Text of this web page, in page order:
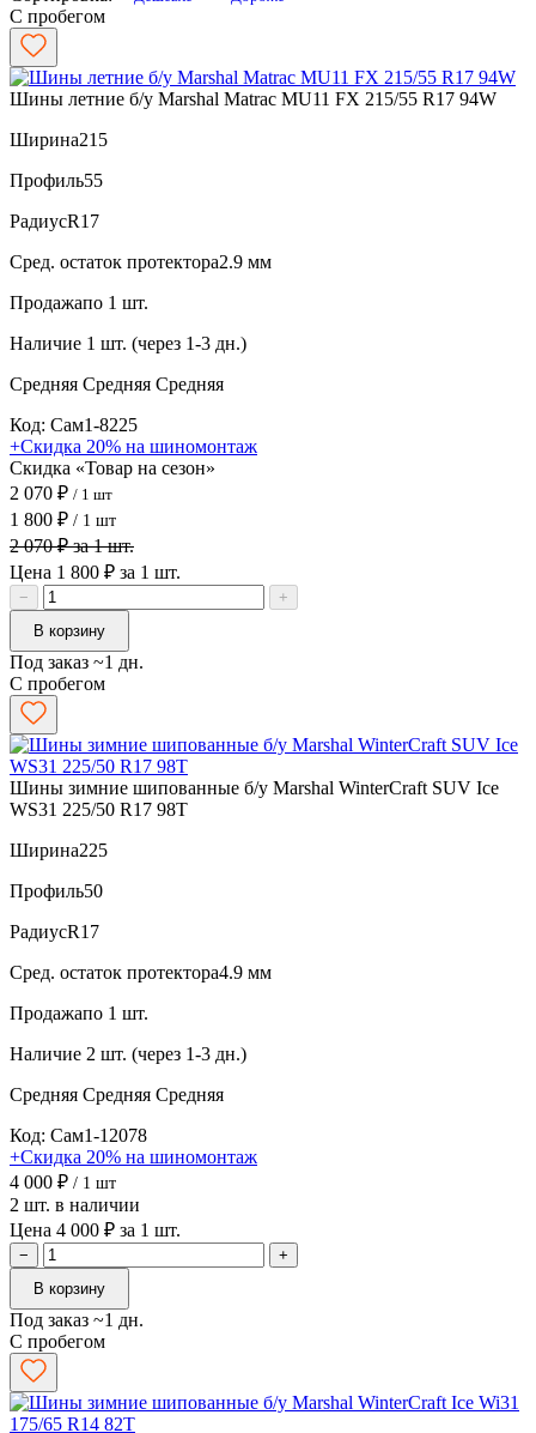
С пробегом
Шины летние б/у Marshal Matrac MU11 FX 215/55 R17 94W
Ширина215
Профиль55
РадиусR17
Сред. остаток протектора2.9 мм
Продажапо 1 шт.
Наличие 1 шт. (через 1-3 дн.)
Средняя Средняя Средняя
Код: Сам1-8225
+Скидка 20% на шиномонтаж
Скидка «Товар на сезон»
2 070 ₽ / 1 шт
1 800 ₽ / 1 шт
2 070 ₽ за 1 шт.
Цена 1 800 ₽ за 1 шт.
−
+
В корзину
Под заказ ~1 дн.
С пробегом
Шины зимние шипованные б/у Marshal WinterCraft SUV Ice
WS31 225/50 R17 98T
Ширина225
Профиль50
РадиусR17
Сред. остаток протектора4.9 мм
Продажапо 1 шт.
Наличие 2 шт. (через 1-3 дн.)
Средняя Средняя Средняя
Код: Сам1-12078
+Скидка 20% на шиномонтаж
4 000 ₽ / 1 шт
2 шт. в наличии
Цена 4 000 ₽ за 1 шт.
−
+
В корзину
Под заказ ~1 дн.
С пробегом